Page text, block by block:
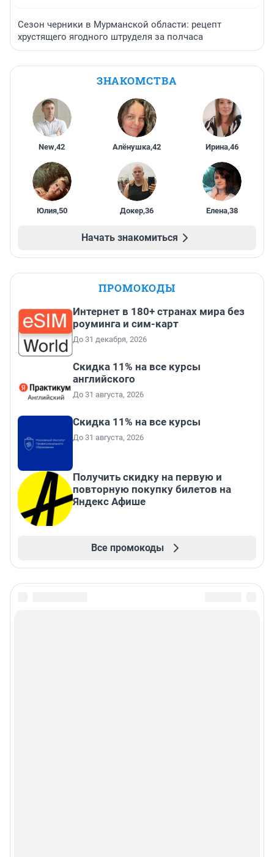
Сезон черники в Мурманской области: рецепт
хрустящего ягодного штруделя за полчаса
ЗНАКОМСТВА
New,42 Алёнушка,42 Ирина,46
Юлия,50 Докер,36 Елена,38
Начать знакомиться
ПРОМОКОДЫ
Интернет в 180+ странах мира без
роуминга и сим-карт
До 31 декабря, 2026
Скидка 11% на все курсы
английского
До 31 августа, 2026
Скидка 11% на все курсы
До 31 августа, 2026
Получить скидку на первую и
повторную покупку билетов на
Яндекс Афише
Все промокоды